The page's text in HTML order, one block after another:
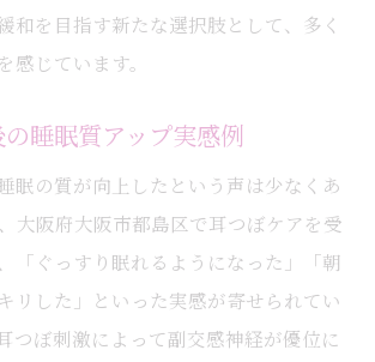
和を目指す新たな選択肢として、多く
感じています。
睡眠質アップ実感例
眠の質が向上したという声は少なくあ
大阪府大阪市都島区で耳つぼケアを受
「ぐっすり眠れるようになった」「朝
リした」といった実感が寄せられてい
つぼ刺激によって副交感神経が優位に